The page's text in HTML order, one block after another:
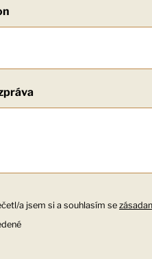
a jsem si a souhlasím se